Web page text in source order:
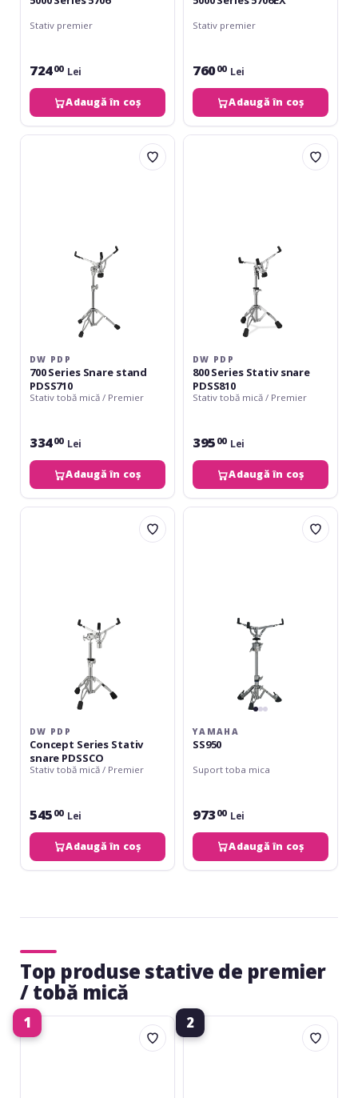
Stativ premier
72400 Lei
Adaugă în coș
Stativ premier
76000 Lei
Adaugă în coș
DW
DW PDP
700 Series Snare stand
PDSS710
Stativ tobă mică / Premier
33400 Lei
Adaugă în coș
DW
DW PDP
800 Series Stativ snare
PDSS810
Stativ tobă mică / Premier
395 00 Lei
Adaugă în coș
DW
DW PDP
Concept Series Stativ
snare PDSSCO
Stativ tobă mică / Premier
545 00 Lei
Adaugă în coș
Yamaha
YAMAHA
SS950
Suport toba mica
97300 Lei
Adaugă în coș
Top produse stative de premier
/ tobă mică
1
Gibraltar
4706
2
Basix
SS-